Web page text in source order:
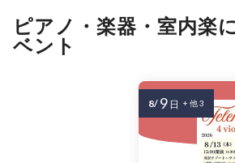
ピアノ・楽器・室内楽
ベント
8/ 9 日 + 他 3